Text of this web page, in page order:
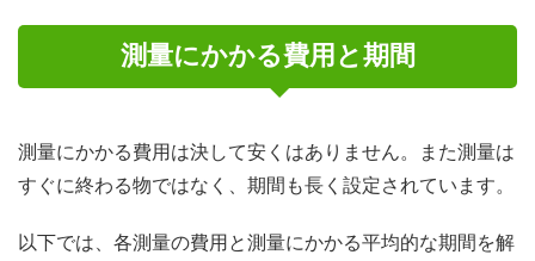
測量にかかる費用と期間
測量にかかる費用は決して安くはありません。また測量は
すぐに終わる物ではなく、期間も長く設定されています。
以下では、各測量の費用と測量にかかる平均的な期間を解